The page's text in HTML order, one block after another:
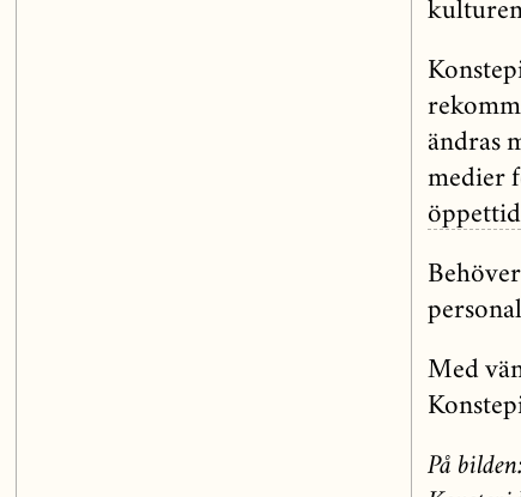
ändras
medier
Med
På